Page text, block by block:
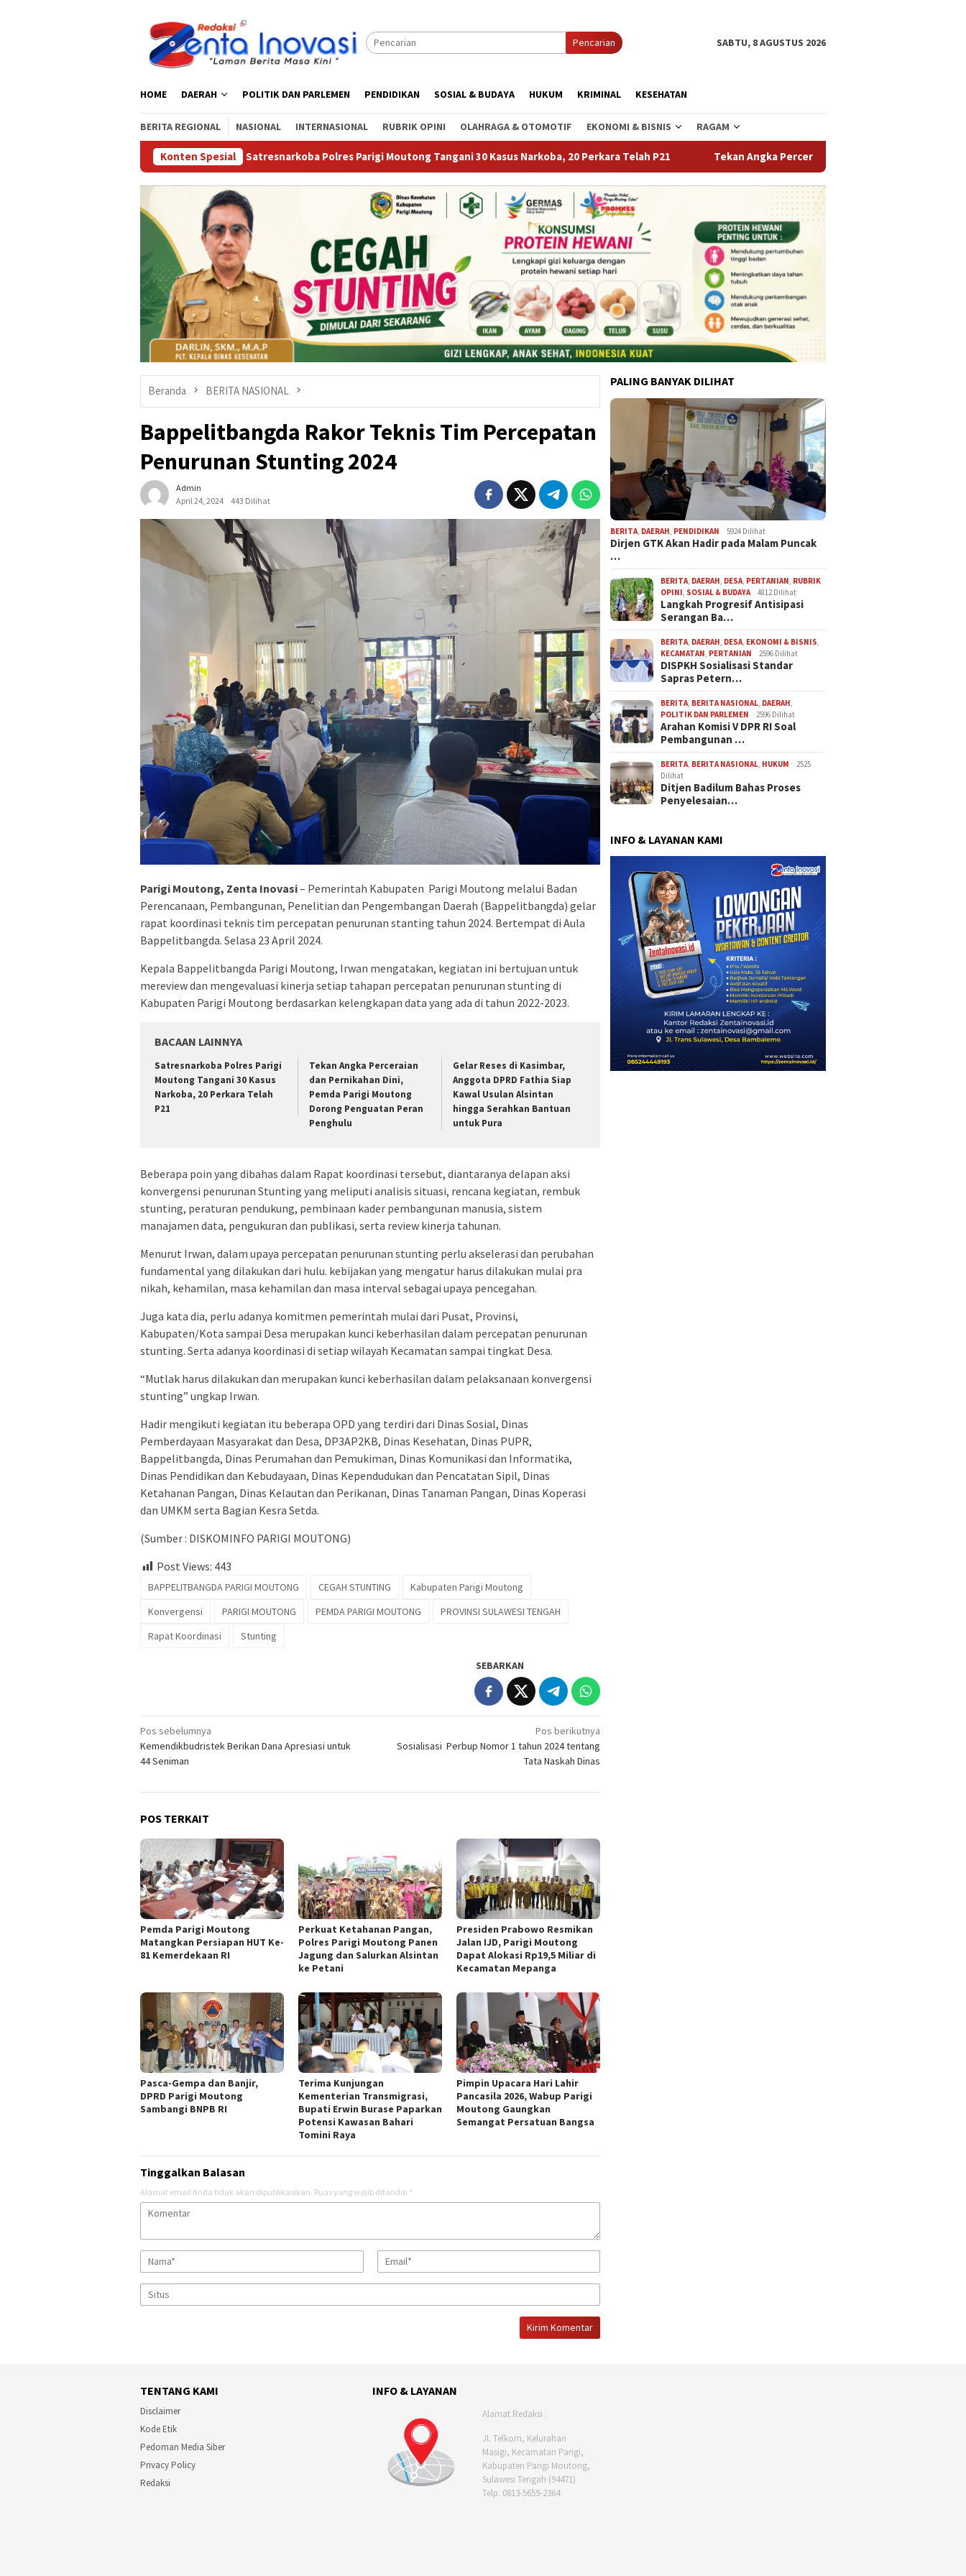
Pencarian SABTU, 8 AGUSTUS 2026
HOME DAERAH POLITIK DAN PARLEMEN PENDIDIKAN SOSIAL & BUDAYA HUKUM KRIMINAL KESEHATAN
BERITA REGIONAL NASIONAL INTERNASIONAL RUBRIK OPINI OLAHRAGA & OTOMOTIF EKONOMI & BISNIS RAGAM
Konten Spesial
Satresnarkoba Polres Parigi Moutong Tangani 30 Kasus Narkoba, 20 Perkara Telah P21 Tekan Angka Perceraian dan Pernikahan Dini, Pemda Parigi Moutong
Beranda BERITA NASIONAL
Bappelitbangda Rakor Teknis Tim Percepatan
Penurunan Stunting 2024
Admin
April 24, 2024
443 Dilihat
Parigi Moutong, Zenta Inovasi– Pemerintah Kabupaten Parigi Moutong melalui Badan
Perencanaan, Pembangunan, Penelitian dan Pengembangan Daerah (Bappelitbangda) gelar
rapat koordinasi teknis tim percepatan penurunan stanting tahun 2024. Bertempat di Aula
Bappelitbangda. Selasa 23 April 2024.
Kepala Bappelitbangda Parigi Moutong, Irwan mengatakan, kegiatan ini bertujuan untuk
mereview dan mengevaluasi kinerja setiap tahapan percepatan penurunan stunting di
Kabupaten Parigi Moutong berdasarkan kelengkapan data yang ada di tahun 2022-2023.
BACAAN LAINNYA
Satresnarkoba Polres Parigi
Moutong Tangani 30 Kasus
Narkoba, 20 Perkara Telah
P21
Tekan Angka Perceraian
dan Pernikahan Dini,
Pemda Parigi Moutong
Dorong Penguatan Peran
Penghulu
Gelar Reses di Kasimbar,
Anggota DPRD Fathia Siap
Kawal Usulan Alsintan
hingga Serahkan Bantuan
untuk Pura
Beberapa poin yang dibahas dalam Rapat koordinasi tersebut, diantaranya delapan aksi
konvergensi penurunan Stunting yang meliputi analisis situasi, rencana kegiatan, rembuk
stunting, peraturan pendukung, pembinaan kader pembangunan manusia, sistem
manajamen data, pengukuran dan publikasi, serta review kinerja tahunan.
Menurut Irwan, dalam upaya percepatan penurunan stunting perlu akselerasi dan perubahan
fundamental yang dilakukan dari hulu. kebijakan yang mengatur harus dilakukan mulai pra
nikah, kehamilan, masa kehamilan dan masa interval sebagai upaya pencegahan.
Juga kata dia, perlu adanya komitmen pemerintah mulai dari Pusat, Provinsi,
Kabupaten/Kota sampai Desa merupakan kunci keberhasilan dalam percepatan penurunan
stunting. Serta adanya koordinasi di setiap wilayah Kecamatan sampai tingkat Desa.
“Mutlak harus dilakukan dan merupakan kunci keberhasilan dalam pelaksanaan konvergensi
stunting” ungkap Irwan.
Hadir mengikuti kegiatan itu beberapa OPD yang terdiri dari Dinas Sosial, Dinas
Pemberdayaan Masyarakat dan Desa, DP3AP2KB, Dinas Kesehatan, Dinas PUPR,
Bappelitbangda, Dinas Perumahan dan Pemukiman, Dinas Komunikasi dan Informatika,
Dinas Pendidikan dan Kebudayaan, Dinas Kependudukan dan Pencatatan Sipil, Dinas
Ketahanan Pangan, Dinas Kelautan dan Perikanan, Dinas Tanaman Pangan, Dinas Koperasi
dan UMKM serta Bagian Kesra Setda.
(Sumber : DISKOMINFO PARIGI MOUTONG)
Post Views: 443
BAPPELITBANGDA PARIGI MOUTONG CEGAH STUNTING
Kabupaten Parigi Moutong
Konvergensi
PARIGI MOUTONG PEMDA PARIGI MOUTONG
PROVINSI SULAWESI TENGAH
Rapat Koordinasi
Stunting
SEBARKAN
Navigasi
pos
Pos sebelumnya
Kemendikbudristek Berikan Dana Apresiasi untuk
44 Seniman
Pos berikutnya
Sosialisasi Perbup Nomor 1 tahun 2024 tentang
Tata Naskah Dinas
POS TERKAIT
Pemda Parigi Moutong
Matangkan Persiapan HUT Ke-
81 Kemerdekaan RI
Perkuat Ketahanan Pangan,
Polres Parigi Moutong Panen
Jagung dan Salurkan Alsintan
ke Petani
Presiden Prabowo Resmikan
Jalan IJD, Parigi Moutong
Dapat Alokasi Rp19,5 Miliar di
Kecamatan Mepanga
Pasca-Gempa dan Banjir,
DPRD Parigi Moutong
Sambangi BNPB RI
Terima Kunjungan
Kementerian Transmigrasi,
Bupati Erwin Burase Paparkan
Potensi Kawasan Bahari
Tomini Raya
​Pimpin Upacara Hari Lahir
Pancasila 2026, Wabup Parigi
Moutong Gaungkan
Semangat Persatuan Bangsa
Tinggalkan Balasan
Alamat email Anda tidak akan dipublikasikan. Ruas yang wajib ditandai *
PALING BANYAK DILIHAT
BERITA DAERAH PENDIDIKAN 5924 Dilihat
Dirjen GTK Akan Hadir pada Malam Puncak
…
BERITA DAERAH DESA PERTANIAN RUBRIK
OPINI SOSIAL & BUDAYA 4812 Dilihat
Langkah Progresif Antisipasi
Serangan Ba…
BERITA DAERAH DESA EKONOMI & BISNIS
KECAMATAN PERTANIAN 2596 Dilihat
DISPKH Sosialisasi Standar
Sapras Petern…
BERITA BERITA NASIONAL DAERAH
POLITIK DAN PARLEMEN
2596 Dilihat
Arahan Komisi V DPR RI Soal
Pembangunan …
BERITA BERITA NASIONAL HUKUM
2525
Dilihat
Ditjen Badilum Bahas Proses
Penyelesaian…
INFO & LAYANAN KAMI
TENTANG KAMI
Disclaimer
Kode Etik
Pedoman Media Siber
Privacy Policy
Redaksi
INFO & LAYANAN
Alamat Redaksi :
Jl. Telkom, Kelurahan
Masigi, Kecamatan Parigi,
Kabupaten Parigi Moutong,
Sulawesi Tengah (94471)
Telp. 0813-5659-2364